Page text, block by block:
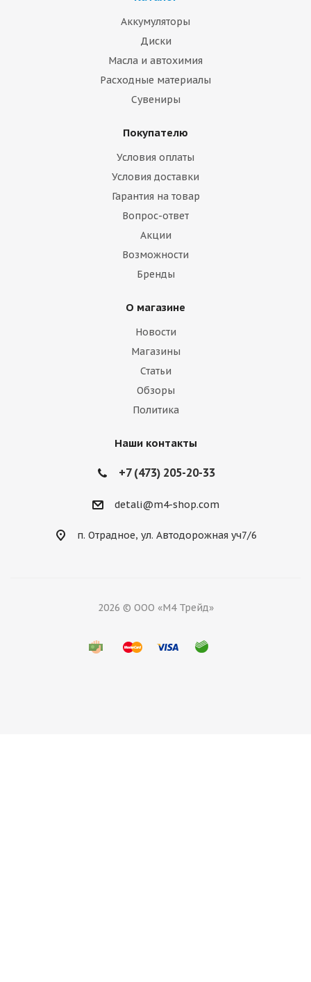
Аккумуляторы
Диски
Масла и автохимия
Расходные материалы
Сувениры
Покупателю
Условия оплаты
Условия доставки
Гарантия на товар
Вопрос-ответ
Акции
Возможности
Бренды
О магазине
Новости
Магазины
Статьи
Обзоры
Политика
Наши контакты
+7 (473) 205-20-33
detali@m4-shop.com
п. Отрадное, ул. Автодорожная уч7/6
2026 © ООО «М4 Трейд»